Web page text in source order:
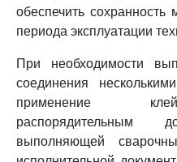
обеспечить сохранность
периода эксплуатации
При необходимости
соединения
применение
распорядительным
выполняющей